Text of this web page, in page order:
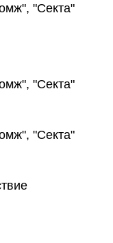
"Секта"
"Секта"
"Секта"